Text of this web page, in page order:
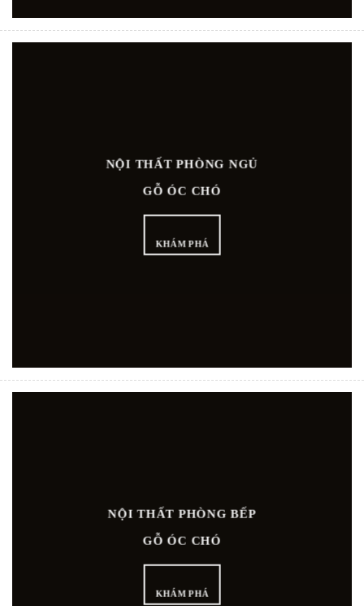
NỘI THẤT PHÒNG NGỦ
GỖ ÓC CHÓ
KHÁM PHÁ
NỘI THẤT PHÒNG BẾP
GỖ ÓC CHÓ
KHÁM PHÁ